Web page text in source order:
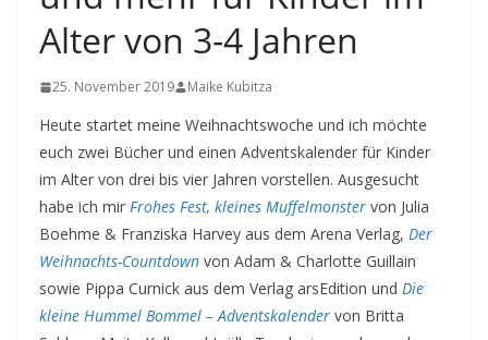
Alter von 3-4 Jahren
25. November 2019 Maike Kubitza
Heute startet meine Weihnachtswoche und ich möchte
euch zwei Bücher und einen Adventskalender für Kinder
im Alter von drei bis vier Jahren vorstellen. Ausgesucht
habe ich mir Frohes Fest, kleines Muffelmonster von Julia
Boehme & Franziska Harvey aus dem Arena Verlag, Der
Weihnachts-Countdown von Adam & Charlotte Guillain
sowie Pippa Curnick aus dem Verlag arsEdition und Die
kleine Hummel Bommel – Adventskalender von Britta